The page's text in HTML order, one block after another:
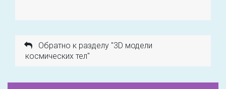
Обратно к разделу "3D модели
космических тел"